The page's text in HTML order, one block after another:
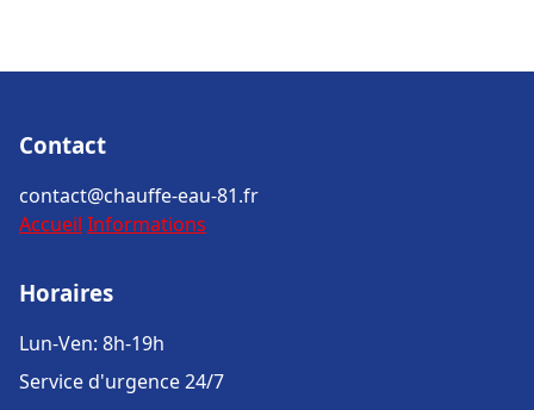
Contact
contact@chauffe-eau-81.fr
Accueil Informations
Horaires
Lun-Ven: 8h-19h
Service d'urgence 24/7